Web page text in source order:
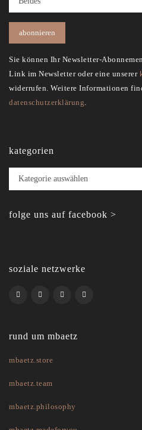
Sie können Ihr Newsletter-
Link im Newsletter oder eine unserer
widerrufen. Weitere Informationen
datenschutzerklärung.
kategorien
Kategorien
folge uns auf facebook >
soziale netzwerke
rund um mbaetz
mbaetz.store
mbaetz.team
mbaetz.philosophy